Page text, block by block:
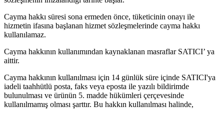
Cayma hakkı süresi sona ermeden önce, tüketicinin onayı ile
hizmetin ifasına başlanan hizmet sözleşmelerinde cayma hakkı
kullanılamaz.
Cayma hakkının kullanımından kaynaklanan masraflar SATICI’ ya
aittir.
Cayma hakkının kullanılması için 14 günlük süre içinde SATICI'ya
iadeli taahhütlü posta, faks veya eposta ile yazılı bildirimde
bulunulması ve ürünün 5. madde hükümleri çerçevesinde
kullanılmamış olması şarttır. Bu hakkın kullanılması halinde,